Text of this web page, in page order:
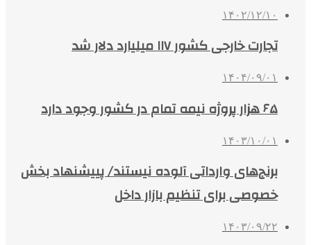
۱۴۰۲/۱۲/۱۰
تجارت خارجی کشور ۱۱۷ میلیارد دلار شد
۱۴۰۴/۰۹/۰۱
۶۵ هزار پروژه نیمه تمام در کشور وجود دارد
۱۴۰۳/۱۰/۰۱
برنج‌های وارداتی آلوده نیستند/ پییشنهاد بخش
خصوصی برای تنظیم بازار داخل
۱۴۰۳/۰۹/۲۲